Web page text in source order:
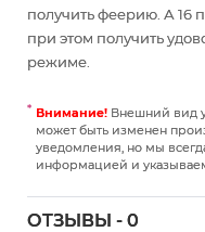
получить феерию. А 16
при этом получить
режиме.
Внимание! Внешний вид
может быть изменен
уведомления, но мы
информацией и
ОТЗЫВЫ - 0